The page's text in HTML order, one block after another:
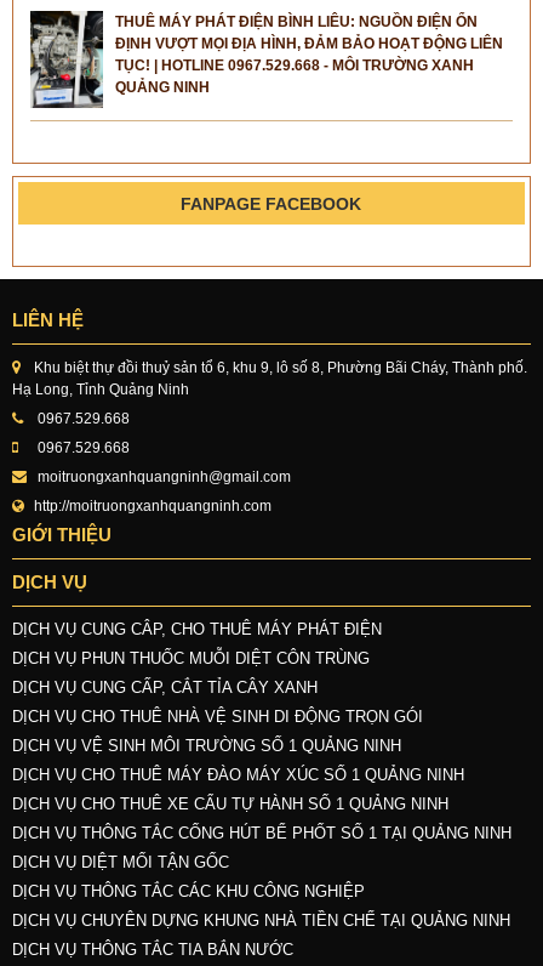
THUÊ MÁY PHÁT ĐIỆN BÌNH LIÊU: NGUỒN ĐIỆN ỔN
ĐỊNH VƯỢT MỌI ĐỊA HÌNH, ĐẢM BẢO HOẠT ĐỘNG LIÊN
TỤC! | HOTLINE 0967.529.668 - MÔI TRƯỜNG XANH
QUẢNG NINH
FANPAGE FACEBOOK
LIÊN HỆ
Khu biệt thự đồi thuỷ sản tổ 6, khu 9, lô số 8, Phường Bãi Cháy, Thành phố.
Hạ Long, Tỉnh Quảng Ninh
0967.529.668
0967.529.668
moitruongxanhquangninh@gmail.com
http://moitruongxanhquangninh.com
GIỚI THIỆU
DỊCH VỤ
DỊCH VỤ CUNG CÂP, CHO THUÊ MÁY PHÁT ĐIỆN
DỊCH VỤ PHUN THUỐC MUỖI DIỆT CÔN TRÙNG
DỊCH VỤ CUNG CẤP, CẮT TỈA CÂY XANH
DỊCH VỤ CHO THUÊ NHÀ VỆ SINH DI ĐỘNG TRỌN GÓI
DỊCH VỤ VỆ SINH MÔI TRƯỜNG SỐ 1 QUẢNG NINH
DỊCH VỤ CHO THUÊ MÁY ĐÀO MÁY XÚC SỐ 1 QUẢNG NINH
DỊCH VỤ CHO THUÊ XE CẨU TỰ HÀNH SỐ 1 QUẢNG NINH
DỊCH VỤ THÔNG TẮC CỐNG HÚT BỂ PHỐT SỐ 1 TẠI QUẢNG NINH
DỊCH VỤ DIỆT MỐI TẬN GỐC
DỊCH VỤ THÔNG TẮC CÁC KHU CÔNG NGHIỆP
DỊCH VỤ CHUYÊN DỰNG KHUNG NHÀ TIỀN CHẾ TẠI QUẢNG NINH
DỊCH VỤ THÔNG TẮC TIA BẮN NƯỚC